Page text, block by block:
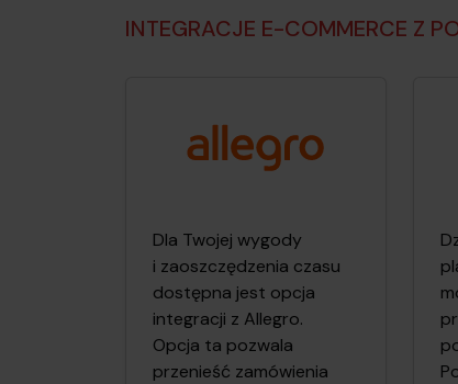
INTEGRACJE E-COMMERCE Z
Dla Twojej wygody
i zaoszczę­dzenia czasu
dostępna jest opcja
integracji z Allegro.
Opcja ta pozw­ala
przenieść zamówienia